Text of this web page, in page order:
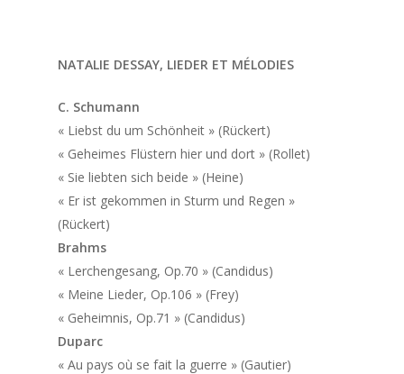
NATALIE DESSAY, LIEDER ET MÉLODIES
C. Schumann
« Liebst du um Schönheit » (Rückert)
« Geheimes Flüstern hier und dort » (Rollet)
« Sie liebten sich beide » (Heine)
« Er ist gekommen in Sturm und Regen »
(Rückert)
Brahms
« Lerchengesang, Op.70 » (Candidus)
« Meine Lieder, Op.106 » (Frey)
« Geheimnis, Op.71 » (Candidus)
Duparc
« Au pays où se fait la guerre » (Gautier)